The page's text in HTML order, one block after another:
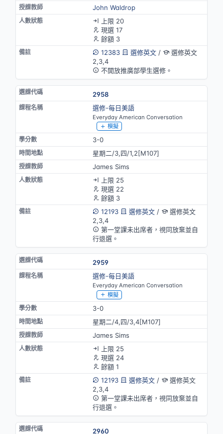
John Waldrop
上限 20
現選 17
餘額 3
12383
選修英文/
選修英文
2,3,4
不開放推廣部學生選修。
2958
選修-每日美語
Everyday American Conversation
模擬
3-0
星期二/3,四/1,2[M107]
James Sims
上限 25
現選 22
餘額 3
12193
選修英文/
選修英文
2,3,4
第一堂課未出席者，視同放棄並自
行退選。
2959
選修-每日美語
Everyday American Conversation
模擬
3-0
星期二/4,四/3,4[M107]
James Sims
上限 25
現選 24
餘額 1
12193
選修英文/
選修英文
2,3,4
第一堂課未出席者，視同放棄並自
行退選。
2960